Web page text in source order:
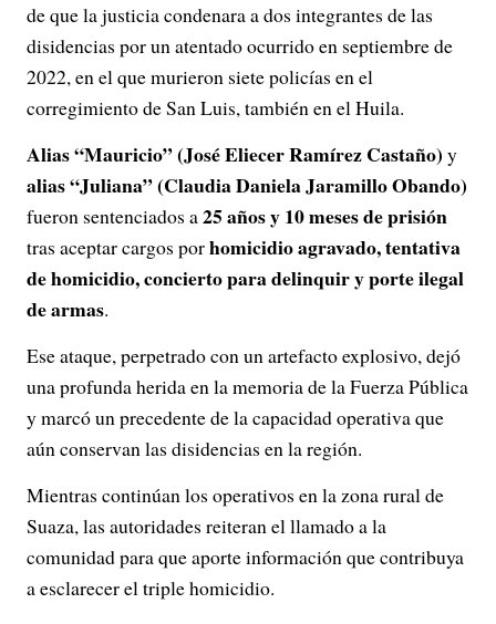
de que la justicia condenara a dos integrantes de las
disidencias por un atentado ocurrido en septiembre de
2022, en el que murieron siete policías en el
corregimiento de San Luis, también en el Huila.
Alias “Mauricio” (José Eliecer Ramírez Castaño) y
alias “Juliana” (Claudia Daniela Jaramillo Obando)
fueron sentenciados a25 años y 10 meses de prisión
tras aceptar cargos porhomicidio agravado, tentativa
de homicidio, concierto para delinquir y porte ilegal
de armas.
Ese ataque, perpetrado con un artefacto explosivo, dejó
una profunda herida en la memoria de la Fuerza Pública
y marcó un precedente de la capacidad operativa que
aún conservan las disidencias en la región.
Mientras continúan los operativos en la zona rural de
Suaza, las autoridades reiteran el llamado a la
comunidad para que aporte información que contribuya
a esclarecer el triple homicidio.